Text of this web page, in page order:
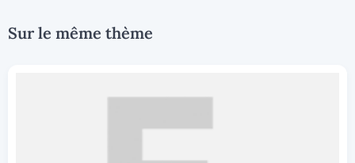
Sur le même thème